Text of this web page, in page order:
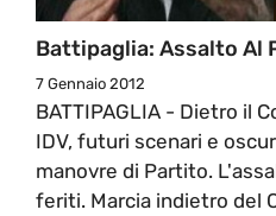
Battipaglia: Assalto Al
7 Gennaio 2012
BATTIPAGLIA - Dietro il
IDV, futuri scenari e
manovre di Partito.
feriti. Marcia indietro del